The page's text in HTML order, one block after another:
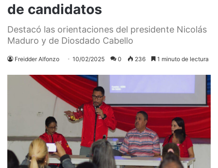
de candidatos
Destacó las orientaciones del presidente Nicolás
Maduro y de Diosdado Cabello
Freidder Alfonzo 10/02/2025 0 236 1 minuto de lectura